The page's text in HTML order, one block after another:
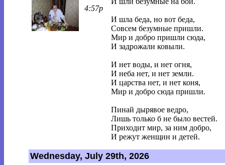
4:57p
И шла беда, но вот беда,
Совсем безумные пришли.
Мир и добро пришли сюда,
И задрожали ковыли.
И нет воды, и нет огня,
И неба нет, и нет земли.
И царства нет, и нет коня,
Мир и добро сюда пришли.
Пинай дырявое ведро,
Лишь только б не было вестей.
Приходит мир, за ним добро,
И режут женщин и детей.
Wednesday, July 29th, 2026